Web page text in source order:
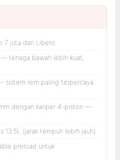
7 juta dari Libero
tenaga bawah lebih kuat,
sistem rem paling terpercaya
dengan kaliper 4-piston —
13.5L (jarak tempuh lebih jauh)
preload untuk